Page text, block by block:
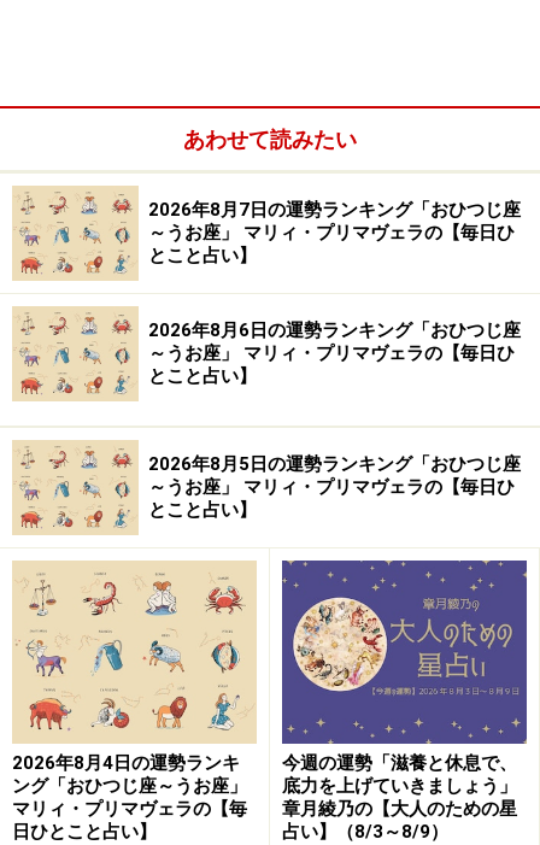
楽天市場で占い関連の商品をチェック！
あわせて読みたい
2026年8月7日の運勢ランキング「おひつじ座
～うお座」 マリィ・プリマヴェラの【毎日ひ
とこと占い】
2026年8月6日の運勢ランキング「おひつじ座
～うお座」 マリィ・プリマヴェラの【毎日ひ
とこと占い】
2026年8月5日の運勢ランキング「おひつじ座
～うお座」 マリィ・プリマヴェラの【毎日ひ
とこと占い】
2026年8月4日の運勢ランキ
ング「おひつじ座～うお座」
マリィ・プリマヴェラの【毎
日ひとこと占い】
今週の運勢「滋養と休息で、
底力を上げていきましょう」
章月綾乃の【大人のための星
占い】（8/3～8/9）